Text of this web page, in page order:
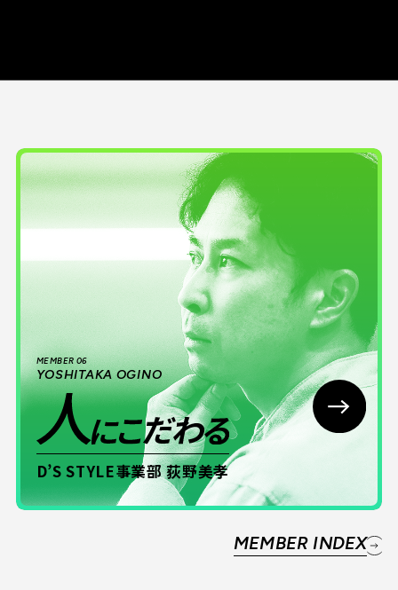
MEMBER 06
YOSHITAKA OGINO
D’S STYLE事業部 荻野美孝
MEMBER INDEX